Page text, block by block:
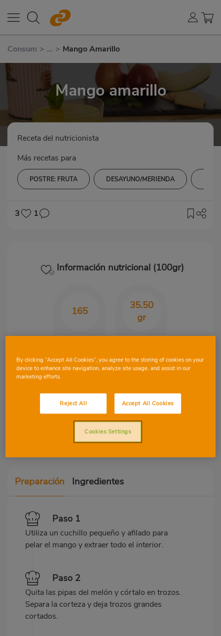
Consum > ... > Mango Amarillo
Mango amarillo
Receta del nutricionista
Más recetas para
POSTRE: FRUTA DESAYUNO/MERIENDA
3 1
Información nutricional (100gr)
165
35.50
gr
gr
Proteínas
gr
Grasa
Preparación Ingredientes
Paso 1
Utiliza un cuchillo pequeño y afilado para
pelar el mango y extraer todo el interior.
Paso 2
Quita las pipas del melón y córtalo en trozos.
Separa la corteza y deja trozos grandes
cortados.
By clicking “Accept All Cookies”, you agree to the storing of cookies on your
device to enhance site navigation, analyze site usage, and assist in our
marketing efforts.
Reject All Accept All Cookies
Cookies Settings